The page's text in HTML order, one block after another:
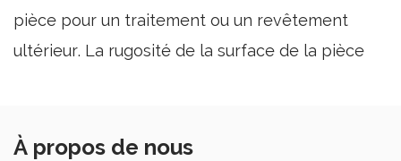
pièce pour un traitement ou un revêtement
ultérieur. La rugosité de la surface de la pièce
pour améliorer la finition et la qualité de la
À propos de nous